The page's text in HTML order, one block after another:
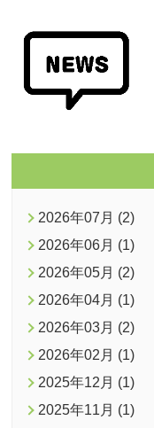
2026年07月 (2)
2026年06月 (1)
2026年05月 (2)
2026年04月 (1)
2026年03月 (2)
2026年02月 (1)
2025年12月 (1)
2025年11月 (1)